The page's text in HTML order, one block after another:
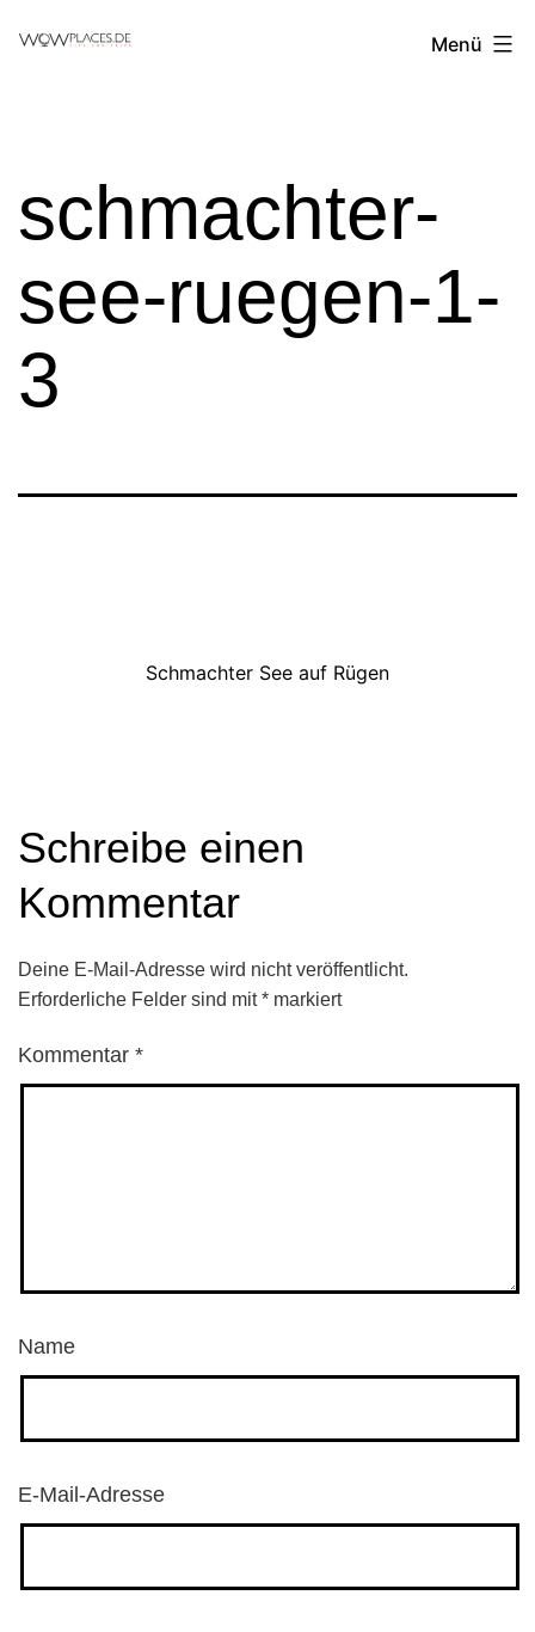
Reiseblog
Menü
schmachter-
see-ruegen-1-
3
Schmachter See auf Rügen
Schreibe einen
Kommentar
Deine E-Mail-Adresse wird nicht veröffentlicht.
Erforderliche Felder sind mit* markiert
Kommentar *
Name
E-Mail-Adresse